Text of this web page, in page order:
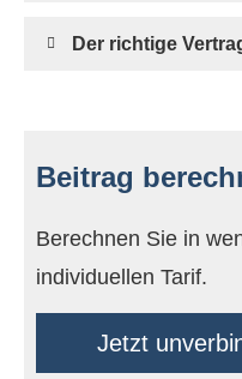
Der richtige
Beitrag
Berechnen Sie in
individuellen Tarif.
Jetzt